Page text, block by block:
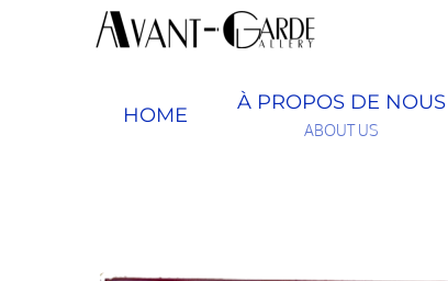
HOME
À PROPOS DE NOUS
ABOUT US